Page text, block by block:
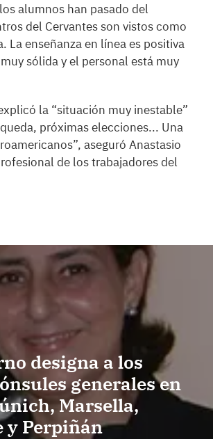
alumnos han pasado del
del Cervantes son vistos como
La enseñanza en línea es positiva
sólida y el personal está muy
la “situación muy inestable”
próximas elecciones... Una
aseguró Anastasio
de los trabajadores del
designa a los
generales en
Marsella,
y Perpiñán